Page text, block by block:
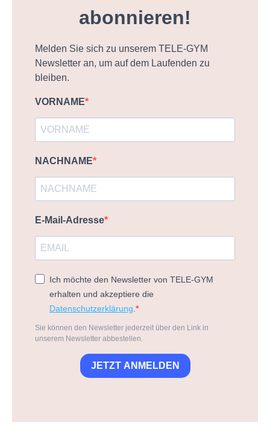
abonnieren!
Melden Sie sich zu unserem TELE-GYM
Newsletter an, um auf dem Laufenden zu
bleiben.
VORNAME
NACHNAME
E-Mail-Adresse
Ich möchte den Newsletter von TELE-GYM
erhalten und akzeptiere die
Datenschutzerklärung
Sie können den Newsletter jederzeit über den Link in
unserem Newsletter abbestellen.
JETZT ANMELDEN